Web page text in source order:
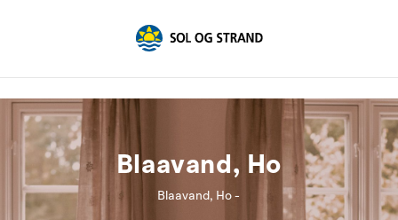
Blaavand, Ho
Blaavand, Ho -